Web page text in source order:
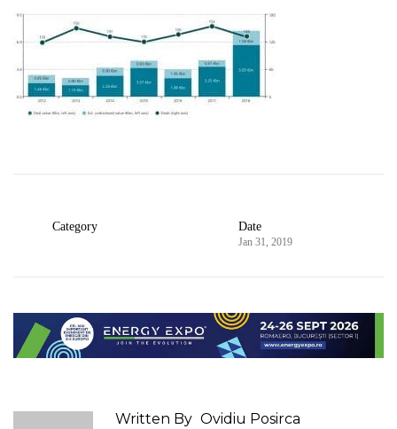
Category Date
Jan 31, 2019
Written By Ovidiu Posirca